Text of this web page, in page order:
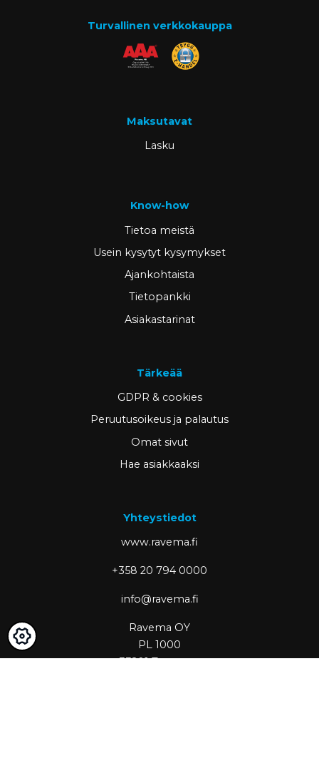
Turvallinen verkkokauppa
Maksutavat
Lasku
Know-how
Tietoa meistä
Usein kysytyt kysymykset
Ajankohtaista
Tietopankki
Asiakastarinat
Tärkeää
GDPR & cookies
Peruutusoikeus ja palautus
Omat sivut
Hae asiakkaaksi
Yhteystiedot
www.ravema.fi
+358 20 794 0000
info@ravema.fi
Ravema OY
PL 1000
33201 Tampere